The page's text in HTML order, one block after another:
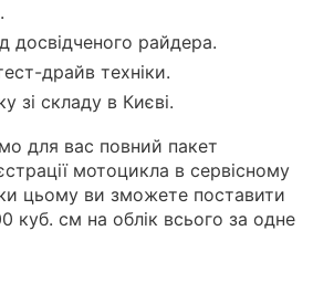
досвідченого райдера.
драйв техніки.
зі складу в Києві.
для вас повний пакет
мотоцикла в сервісному
цьому ви зможете поставити
куб. см на облік всього за одне